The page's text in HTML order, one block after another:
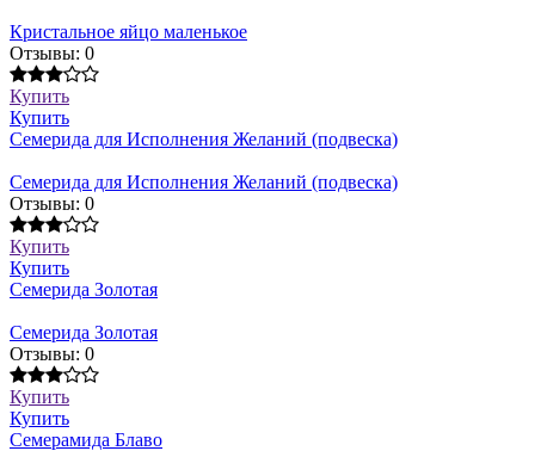
Кристальное яйцо маленькое
Отзывы: 0
Купить
Купить
Семерида для Исполнения Желаний (подвеска)
Семерида для Исполнения Желаний (подвеска)
Отзывы: 0
Купить
Купить
Семерида Золотая
Семерида Золотая
Отзывы: 0
Купить
Купить
Семерамида Блаво